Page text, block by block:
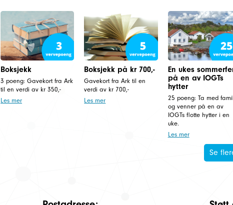
Boksjekk
3 poeng: Gavekort fra Ark
til en verdi av kr 350,-
Les mer
Boksjekk på kr 700,-
Gavekort fra Ark til en
verdi av kr 700,-
Les mer
En ukes
på en av IOGTs
hytter
25 poeng: Ta med
og venner på en av
IOGTs flotte hytter i en
uke.
Les mer
Se